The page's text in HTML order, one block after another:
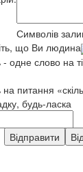
Символів
що Ви людина
- одне слово на
на питання
будь-ласка